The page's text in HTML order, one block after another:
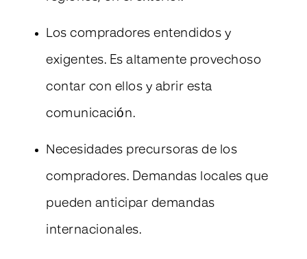
Los compradores entendidos y
exigentes. Es altamente provechoso
contar con ellos y abrir esta
comunicación.
Necesidades precursoras de los
compradores. Demandas locales que
pueden anticipar demandas
internacionales.